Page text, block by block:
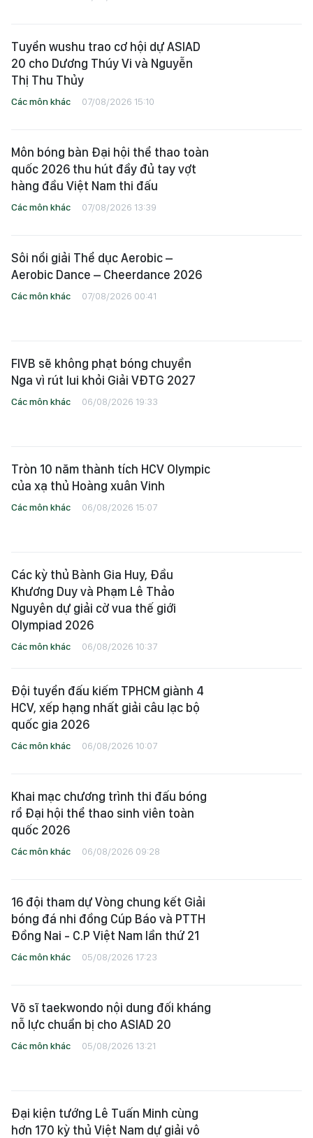
Tuyển wushu trao cơ hội dự ASIAD
20 cho Dương Thúy Vi và Nguyễn
Thị Thu Thủy
Các môn khác 07/08/2026 15:10
Môn bóng bàn Đại hội thể thao toàn
quốc 2026 thu hút đầy đủ tay vợt
hàng đầu Việt Nam thi đấu
Các môn khác 07/08/2026 13:39
Sôi nổi giải Thể dục Aerobic –
Aerobic Dance – Cheerdance 2026
Các môn khác 07/08/2026 00:41
FIVB sẽ không phạt bóng chuyền
Nga vì rút lui khỏi Giải VĐTG 2027
Các môn khác 06/08/2026 19:33
Tròn 10 năm thành tích HCV Olympic
của xạ thủ Hoàng xuân Vinh
Các môn khác 06/08/2026 15:07
Các kỳ thủ Bành Gia Huy, Đầu
Khương Duy và Phạm Lê Thảo
Nguyên dự giải cờ vua thế giới
Olympiad 2026
Các môn khác 06/08/2026 10:37
Đội tuyển đấu kiếm TPHCM giành 4
HCV, xếp hạng nhất giải câu lạc bộ
quốc gia 2026
Các môn khác 06/08/2026 10:07
Khai mạc chương trình thi đấu bóng
rổ Đại hội thể thao sinh viên toàn
quốc 2026
Các môn khác 06/08/2026 09:28
16 đội tham dự Vòng chung kết Giải
bóng đá nhi đồng Cúp Báo và PTTH
Đồng Nai - C.P Việt Nam lần thứ 21
Các môn khác 05/08/2026 17:23
Võ sĩ taekwondo nội dung đối kháng
nỗ lực chuẩn bị cho ASIAD 20
Các môn khác 05/08/2026 13:21
Đại kiện tướng Lê Tuấn Minh cùng
hơn 170 kỳ thủ Việt Nam dự giải vô